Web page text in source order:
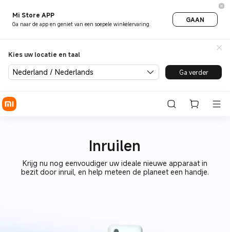
Mi Store APP
Ga naar de app en geniet van een soepele winkelervaring.
GAAN
Kies uw locatie en taal
Nederland / Nederlands Ga verder
Inruilen
Krijg nu nog eenvoudiger uw ideale nieuwe apparaat in
bezit door inruil, en help meteen de planeet een handje.